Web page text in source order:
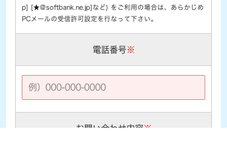
p] [★@softbank.ne.jp]など) をご利用の場合は、あらかじめ
PCメールの受信許可設定を行なって下さい。
電話番号※
お問い合わせ内容 ※